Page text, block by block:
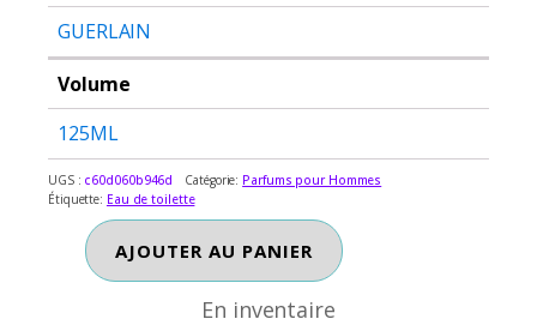
GUERLAIN
Volume
125ML
UGS : c60d060b946d Catégorie: Parfums pour Hommes
Étiquette: Eau de toilette
quantité
de
L'INSTANT
AJOUTER AU PANIER
En inventaire